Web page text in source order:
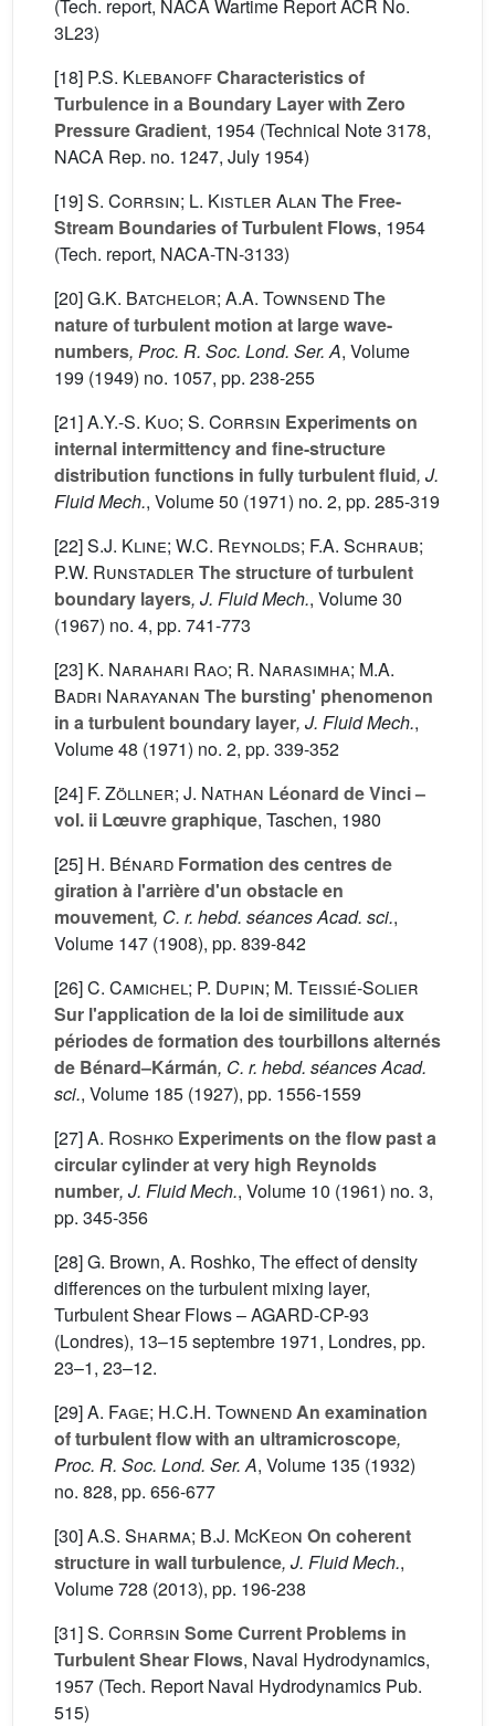
(Tech. report, NACA Wartime Report ACR No.
3L23)
[18] P.S. KlebanoffCharacteristics of
Turbulence in a Boundary Layer with Zero
Pressure Gradient, 1954 (Technical Note 3178,
NACA Rep. no. 1247, July 1954)
[19]S. Corrsin; L. Kistler Alan The Free-
Stream Boundaries of Turbulent Flows, 1954
(Tech. report, NACA-TN-3133)
[20]G.K. Batchelor; A.A. TownsendThe
nature of turbulent motion at large wave-
numbers, Proc. R. Soc. Lond. Ser. A, Volume
199 (1949) no. 1057, pp. 238-255
[21]A.Y.-S. Kuo; S. Corrsin Experiments on
internal intermittency and fine-structure
distribution functions in fully turbulent fluid, J.
Fluid Mech., Volume 50 (1971) no. 2, pp. 285-319
[22]S.J. Kline; W.C. Reynolds; F.A. Schraub;
P.W. Runstadler The structure of turbulent
boundary layers, J. Fluid Mech., Volume 30
(1967) no. 4, pp. 741-773
[23] K. Narahari Rao; R. Narasimha; M.A.
Badri Narayanan The bursting' phenomenon
in a turbulent boundary layer, J. Fluid Mech.,
Volume 48 (1971) no. 2, pp. 339-352
[24] F. Zöllner; J. Nathan Léonard de Vinci –
vol. ii Lœuvre graphique, Taschen, 1980
[25] H. Bénard Formation des centres de
giration à l'arrière d'un obstacle en
mouvement, C. r. hebd. séances Acad. sci.,
Volume 147 (1908), pp. 839-842
[26]C. Camichel; P. Dupin; M. Teissié-Solier
Sur l'application de la loi de similitude aux
périodes de formation des tourbillons alternés
de Bénard–Kármán, C. r. hebd. séances Acad.
sci., Volume 185 (1927), pp. 1556-1559
[27]A. Roshko Experiments on the flow past a
circular cylinder at very high Reynolds
number, J. Fluid Mech., Volume 10 (1961) no. 3,
pp. 345-356
[28] G. Brown, A. Roshko, The effect of density
differences on the turbulent mixing layer,
Turbulent Shear Flows – AGARD-CP-93
(Londres), 13–15 septembre 1971, Londres, pp.
23–1, 23–12.
[29]A. Fage; H.C.H. TownendAn examination
of turbulent flow with an ultramicroscope,
Proc. R. Soc. Lond. Ser. A, Volume 135 (1932)
no. 828, pp. 656-677
[30]A.S. Sharma; B.J. McKeon On coherent
structure in wall turbulence, J. Fluid Mech.,
Volume 728 (2013), pp. 196-238
[31]S. Corrsin Some Current Problems in
Turbulent Shear Flows, Naval Hydrodynamics,
1957 (Tech. Report Naval Hydrodynamics Pub.
515)